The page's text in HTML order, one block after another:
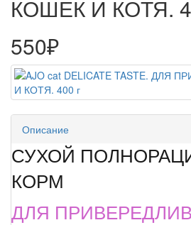
КОШЕК И КОТЯ.
550₽
Описание
СУХОЙ
КОРМ
ДЛЯ